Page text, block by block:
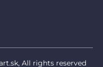
All rights reserved